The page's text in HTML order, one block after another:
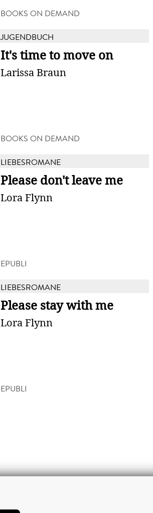
BOOKS ON DEMAND
JUGENDBUCH
It's time to move on
Larissa Braun
BOOKS ON DEMAND
LIEBESROMANE
Please don't leave me
Lora Flynn
EPUBLI
LIEBESROMANE
Please stay with me
Lora Flynn
EPUBLI